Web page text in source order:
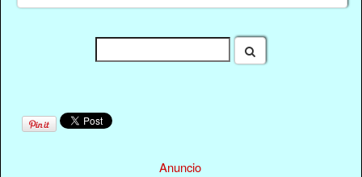
Anuncio